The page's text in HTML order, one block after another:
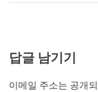
답글 남기기
이메일 주소는 공개